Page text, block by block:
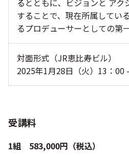
るとともに、ビジョンと アク
することで、現在所属してい
るプロデューサーとしての第
対面形式（JR恵比寿ビル）
2025年1月28日（火）13：00
受講料
1組 583,000円（税込）